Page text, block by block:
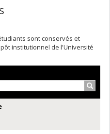
sont conservés et
institutionnel de l'Université